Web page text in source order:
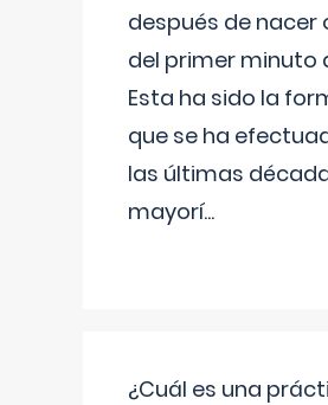
después de nacer
del primer minuto
Esta ha sido la
que se ha
las últimas
mayorí...
¿Cuál es una